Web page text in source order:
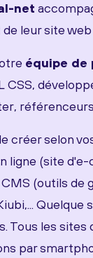
net
leur site
équipe de
créer selon
ligne (site
(outils de
Tous les
par